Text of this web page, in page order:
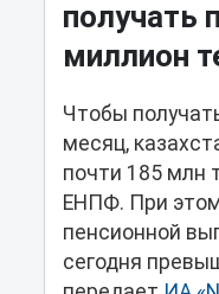
получать
миллион
Чтобы
месяц,
почти 185 млн
ЕНПФ. При
пенсионной
сегодня